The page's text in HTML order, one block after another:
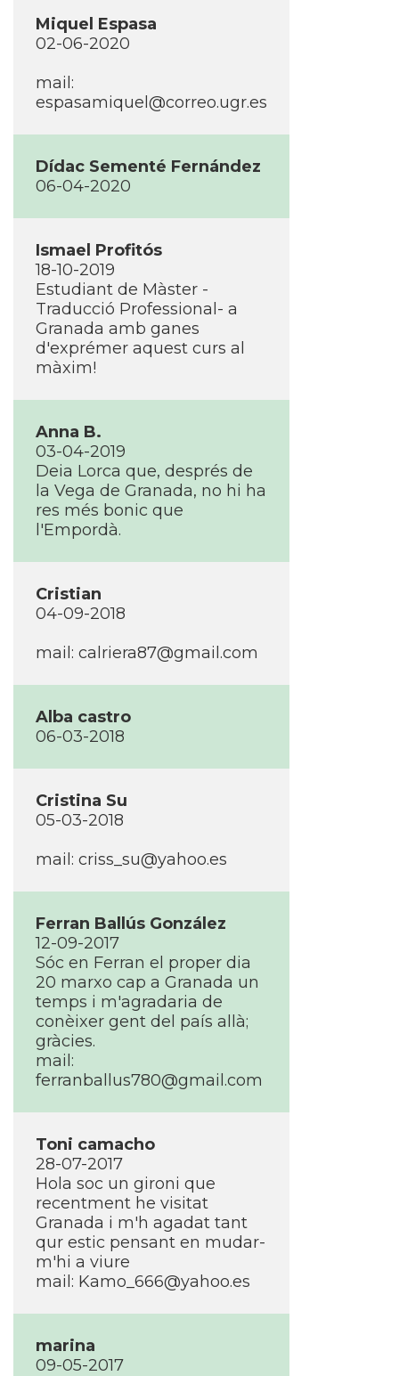
Miquel Espasa
02-06-2020
mail:
espasamiquel@correo.ugr.es
Dídac Sementé Fernández
06-04-2020
Ismael Profitós
18-10-2019
Estudiant de Màster -
Traducció Professional- a
Granada amb ganes
d'exprémer aquest curs al
màxim!
Anna B.
03-04-2019
Deia Lorca que, després de
la Vega de Granada, no hi ha
res més bonic que
l'Empordà.
Cristian
04-09-2018
mail: calriera87@gmail.com
Alba castro
06-03-2018
Cristina Su
05-03-2018
mail: criss_su@yahoo.es
Ferran Ballús González
12-09-2017
Sóc en Ferran el proper dia
20 marxo cap a Granada un
temps i m'agradaria de
conèixer gent del paí­s allà;
gràcies.
mail:
ferranballus780@gmail.com
Toni camacho
28-07-2017
Hola soc un gironi que
recentment he visitat
Granada i m'h agadat tant
qur estic pensant en mudar-
m'hi a viure
mail: Kamo_666@yahoo.es
marina
09-05-2017